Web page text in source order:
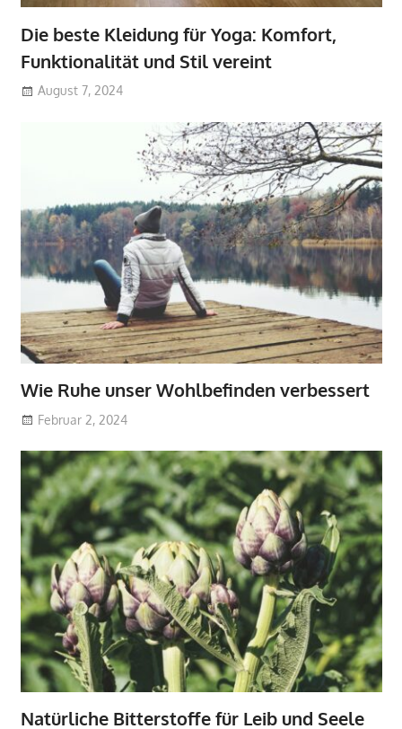
Die beste Kleidung für Yoga: Komfort,
Funktionalität und Stil vereint
August 7, 2024
Wie Ruhe unser Wohlbefinden verbessert
Februar 2, 2024
Natürliche Bitterstoffe für Leib und Seele